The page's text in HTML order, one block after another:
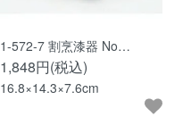
1-572-7 割烹漆器 No…
1,848円(税込)
16.8×14.3×7.6cm